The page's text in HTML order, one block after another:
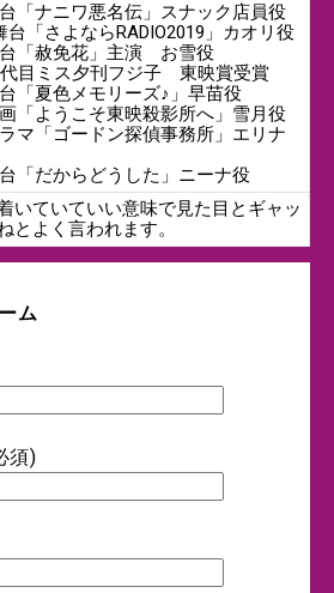
「ナニワ悪名伝」スナック店員役
台「さよならRADIO2019」カオリ役
「赦免花」主演 お雪役
代目ミス夕刊フジ子 東映賞受賞
「夏色メモリーズ♪」早苗役
「ようこそ東映殺影所へ」雪月役
マ「ゴードン探偵事務所」エリナ
「だからどうした」ニーナ役
いていていい意味で見た目とギャッ
とよく言われます。
ム
須)